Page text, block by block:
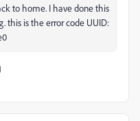
to home. I have done this
this is the error code UUID: